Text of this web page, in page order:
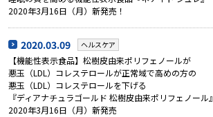
2020年3月16日（月）新発売！
2020.03.09 ヘルスケア
【機能性表示食品】松樹皮由来ポリフェノールが
悪玉（LDL）コレステロールが正常域で高めの方の
悪玉（LDL）コレステロールを下げる
『ディアナチュラゴールド 松樹皮由来ポリフェノール』
2020年3月16日（月）新発売